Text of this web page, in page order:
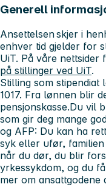
Generell
Ansettelsen skjer i
enhver tid gjelder for
UiT. På våre nettsider
på stillinger ved UiT.
Stilling som stipendiat
1017. Fra lønnen blir
pensjonskasse.Du vil
som gir deg mange
og AFP: Du kan ha
syk eller ufør,
når du dør, du blir
yrkessykdom, og du
mer om ansattgodene